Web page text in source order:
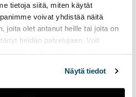
tietoja siitä, miten käytät
voivat yhdistää näitä
joita olet antanut heille tai joita on
heidän palvelujaan. Voit
Näytä tiedot